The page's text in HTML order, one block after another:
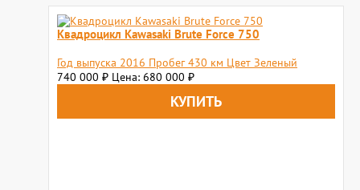
Квадроцикл Kawasaki Brute Force 750
Год выпуска 2016 Пробег 430 км Цвет Зеленый
740 000 ₽ Цена: 680 000 ₽